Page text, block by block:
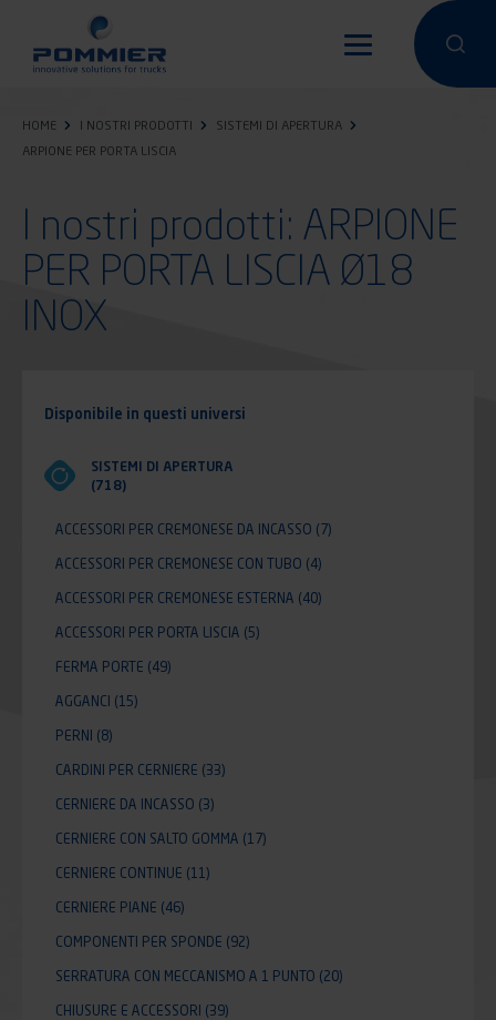
contenuto
Condurre
HOME I NOSTRI PRODOTTI
SISTEMI DI APERTURA
ARPIONE PER PORTA LISCIA
I nostri prodotti: ARPIONE
PER PORTA LISCIA Ø18
INOX
Disponibile in questi universi
SISTEMI DI APERTURA
(718)
ACCESSORI PER CREMONESE DA INCASSO (7)
ACCESSORI PER CREMONESE CON TUBO (4)
ACCESSORI PER CREMONESE ESTERNA (40)
ACCESSORI PER PORTA LISCIA (5)
FERMA PORTE (49)
AGGANCI (15)
PERNI (8)
CARDINI PER CERNIERE (33)
CERNIERE DA INCASSO (3)
CERNIERE CON SALTO GOMMA (17)
CERNIERE CONTINUE (11)
CERNIERE PIANE (46)
COMPONENTI PER SPONDE (92)
SERRATURA CON MECCANISMO A 1 PUNTO (20)
CHIUSURE E ACCESSORI (39)